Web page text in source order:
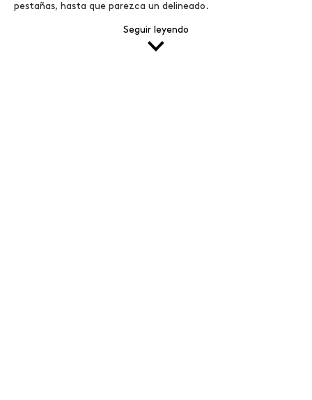
Seguir leyendo
pestañas, hasta que parezca un delineado.